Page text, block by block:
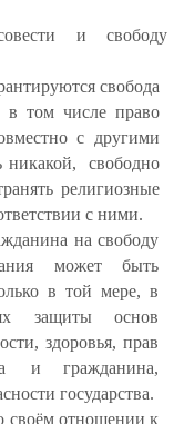
и
свободу
свобода
в том числе право
с другими
никакой,
свободно
религиозные
с ними.
на свободу
может быть
в той мере, в
защиты
основ
здоровья, прав
и гражданина,
государства.
своём отношении к